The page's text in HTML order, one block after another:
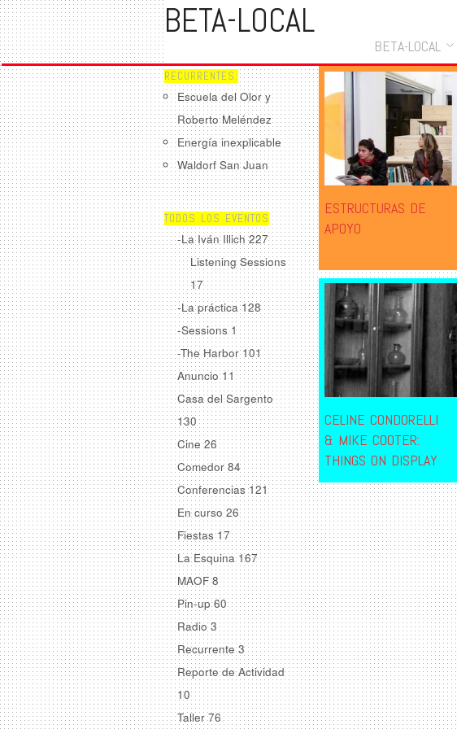
BETA-LOCAL
BETA-LOCAL
RECURRENTES:
Escuela del Olor y
Roberto Meléndez
Energía inexplicable
Waldorf San Juan
TODOS LOS EVENTOS
-La Iván Illich227
Listening Sessions
17
-La práctica128
-Sessions 1
-The Harbor101
Anuncio11
Casa del Sargento
130
Cine26
Comedor 84
Conferencias121
En curso26
Fiestas17
La Esquina167
MAOF8
Pin-up60
Radio3
Recurrente3
Reporte de Actividad
10
Taller76
ESTRUCTURAS DE
APOYO
CELINE CONDORELLI
& MIKE COOTER:
THINGS ON DISPLAY